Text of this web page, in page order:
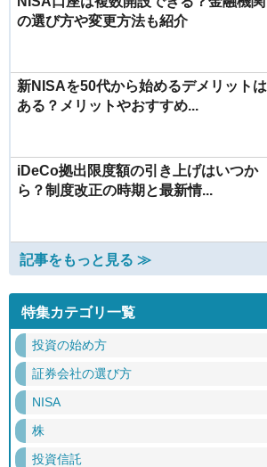
の選び方や変更方法も紹介
新NISAを50代から始めるデメリットは
ある？メリットやおすすめ...
iDeCo拠出限度額の引き上げはいつか
ら？制度改正の時期と最新情...
記事をもっと見る ≫
特集カテゴリ一覧
投資の始め方
証券会社の選び方
NISA
株
投資信託